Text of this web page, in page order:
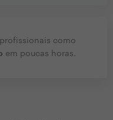
como
em poucas horas.